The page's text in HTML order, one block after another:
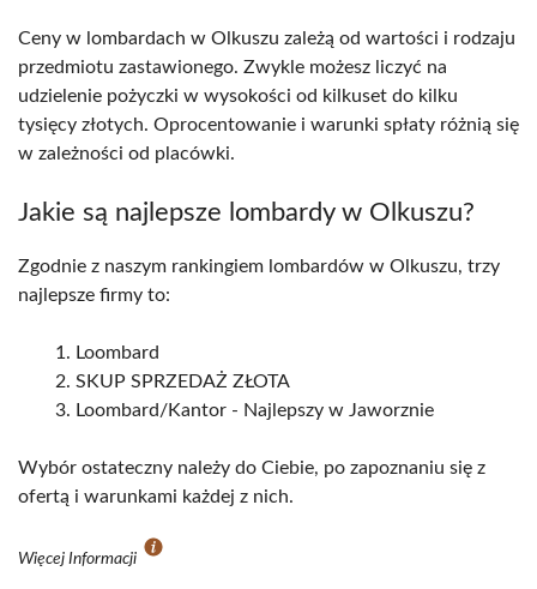
Ceny w lombardach w Olkuszu zależą od wartości i rodzaju
przedmiotu zastawionego. Zwykle możesz liczyć na
udzielenie pożyczki w wysokości od kilkuset do kilku
tysięcy złotych. Oprocentowanie i warunki spłaty różnią się
w zależności od placówki.
Jakie są najlepsze lombardy w Olkuszu?
Zgodnie z naszym rankingiem lombardów w Olkuszu, trzy
najlepsze firmy to:
Loombard
SKUP SPRZEDAŻ ZŁOTA
Loombard/Kantor - Najlepszy w Jaworznie
Wybór ostateczny należy do Ciebie, po zapoznaniu się z
ofertą i warunkami każdej z nich.
Więcej Informacji